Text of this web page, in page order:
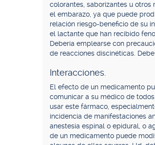
colorantes, saborizantes u
el embarazo, ya que puede
relación riesgo-beneficio de su
el lactante que han recibido
Debería emplearse con
de reacciones discinéticas.
Interacciones.
El efecto de un medicamento
comunicar a su médico de
usar este fármaco,
incidencia de manifestaciones
anestesia espinal o epidural, o
de un medicamento puede